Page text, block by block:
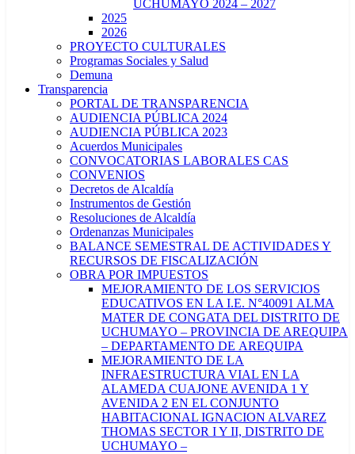
UCHUMAYO 2024 – 2027
2025
2026
PROYECTO CULTURALES
Programas Sociales y Salud
Demuna
Transparencia
PORTAL DE TRANSPARENCIA
AUDIENCIA PÚBLICA 2024
AUDIENCIA PÚBLICA 2023
Acuerdos Municipales
CONVOCATORIAS LABORALES CAS
CONVENIOS
Decretos de Alcaldía
Instrumentos de Gestión
Resoluciones de Alcaldía
Ordenanzas Municipales
BALANCE SEMESTRAL DE ACTIVIDADES Y
RECURSOS DE FISCALIZACIÓN
OBRA POR IMPUESTOS
MEJORAMIENTO DE LOS SERVICIOS
EDUCATIVOS EN LA I.E. N°40091 ALMA
MATER DE CONGATA DEL DISTRITO DE
UCHUMAYO – PROVINCIA DE AREQUIPA
– DEPARTAMENTO DE AREQUIPA
MEJORAMIENTO DE LA
INFRAESTRUCTURA VIAL EN LA
ALAMEDA CUAJONE AVENIDA 1 Y
AVENIDA 2 EN EL CONJUNTO
HABITACIONAL IGNACION ALVAREZ
THOMAS SECTOR I Y II, DISTRITO DE
UCHUMAYO –